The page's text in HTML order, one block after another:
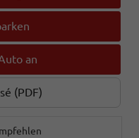
an
(PDF)